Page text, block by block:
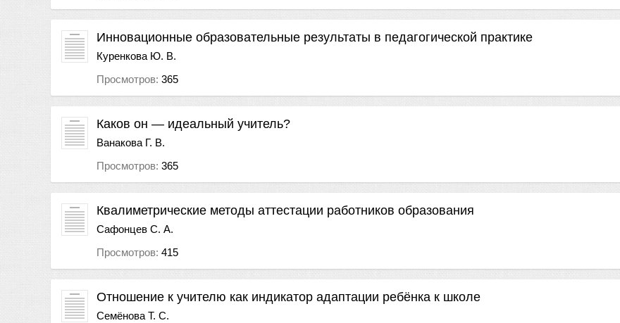
Инновационные образовательные результаты в педагогической практике
Куренкова Ю. В.
Просмотров: 365
Каков он — идеальный учитель?
Ванакова Г. В.
Просмотров: 365
Квалиметрические методы аттестации работников образования
Сафонцев С. А.
Просмотров: 415
Отношение к учителю как индикатор адаптации ребёнка к школе
Семёнова Т. С.